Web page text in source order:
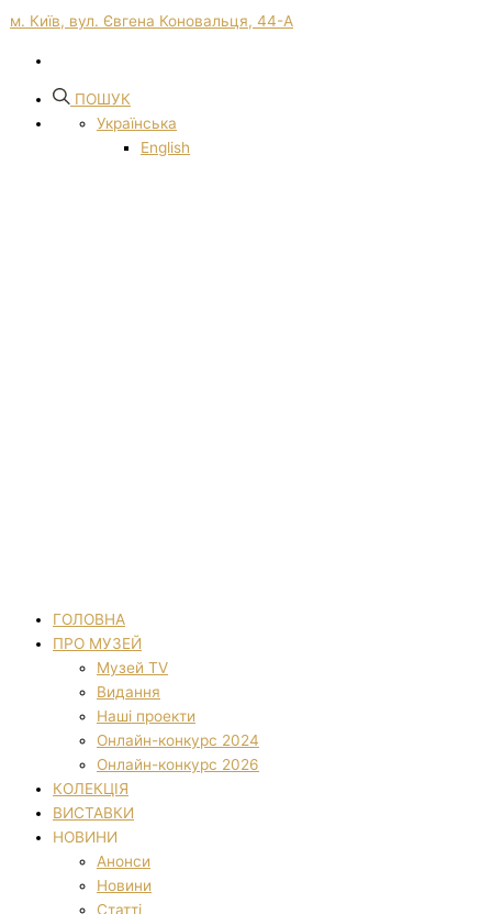
м. Київ, вул. Євгена Коновальця, 44-А
ПОШУК
Українська
English
ГОЛОВНА
ПРО МУЗЕЙ
Музей TV
Видання
Наші проекти
Онлайн-конкурс 2024
Онлайн-конкурс 2026
КОЛЕКЦІЯ
ВИСТАВКИ
НОВИНИ
Анонси
Новини
Статті